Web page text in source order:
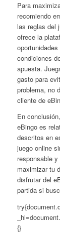
Para
recomiendo
las reglas del
ofrece la
condiciones
apuesta.
gasto para
problema, no
cliente de
En
eBingo es
descritos en
juego online
responsable
maximizar tu
disfrutar del
partida si
{}